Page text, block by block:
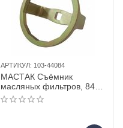
АРТИКУЛ: 103-44084
МАСТАК Съёмник
масляных фильтров, 84
мм, 14 граней, торцевой